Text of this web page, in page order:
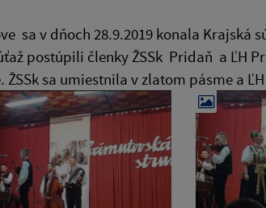
sa v dňoch 28.9.2019 konala Krajská
postúpili členky ŽSSk Pridaň a ĽH
ŽSSk sa umiestnila v zlatom pásme a